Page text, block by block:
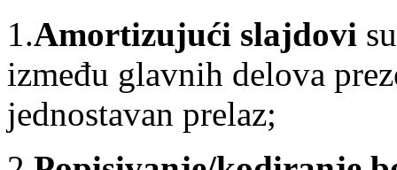
1.Amortizujući slajdovi
između glavnih delova
jednostavan prelaz;